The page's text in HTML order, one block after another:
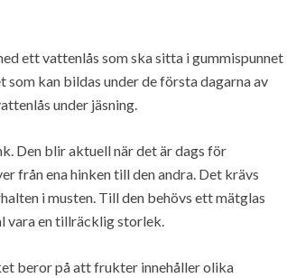
ett vattenlås som ska sitta i gummispunnet
kan bildas under de första dagarna av
under jäsning.
Den blir aktuell när det är dags för
från ena hinken till den andra. Det krävs
i musten. Till den behövs ett mätglas
vara en tillräcklig storlek.
beror på att frukter innehåller olika